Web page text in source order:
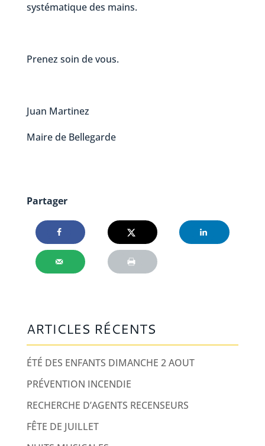
systématique des mains.
Prenez soin de vous.
Juan Martinez
Maire de Bellegarde
Partager
ARTICLES RÉCENTS
ÉTÉ DES ENFANTS DIMANCHE 2 AOUT
PRÉVENTION INCENDIE
RECHERCHE D’AGENTS RECENSEURS
FÊTE DE JUILLET